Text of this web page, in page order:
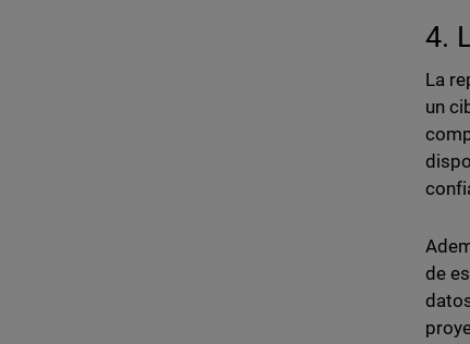
4.
La
un
de